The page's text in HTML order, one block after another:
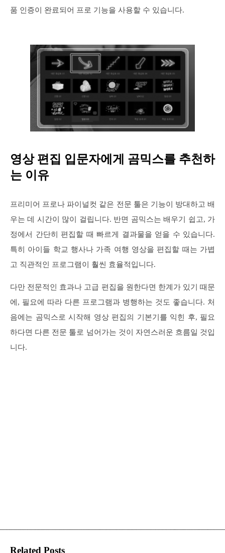
품 인증이 완료되어 프로 기능을 사용할 수 있습니다.
영상 편집 입문자에게 곰믹스를 추천하
는 이유
프리미어 프로나 파이널컷 같은 전문 툴은 기능이 방대하고 배
우는 데 시간이 많이 걸립니다. 반면 곰믹스는 배우기 쉽고, 가
정에서 간단히 편집할 때 빠르게 결과물을 얻을 수 있습니다.
특히 아이들 학교 행사나 가족 여행 영상을 편집할 때는 가볍
고 직관적인 프로그램이 훨씬 효율적입니다.
다만 전문적인 효과나 고급 편집을 원한다면 한계가 있기 때문
에, 필요에 따라 다른 프로그램과 병행하는 것도 좋습니다. 처
음에는 곰믹스로 시작해 영상 편집의 기본기를 익힌 후, 필요
하다면 다른 전문 툴로 넘어가는 것이 자연스러운 흐름일 것입
니다.
Related Posts